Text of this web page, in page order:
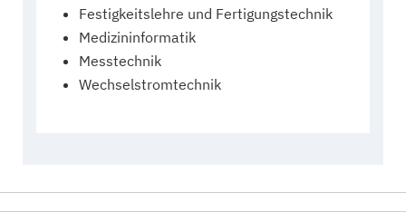
Festigkeitslehre und Fertigungstechnik
Medizininformatik
Messtechnik
Wechselstromtechnik